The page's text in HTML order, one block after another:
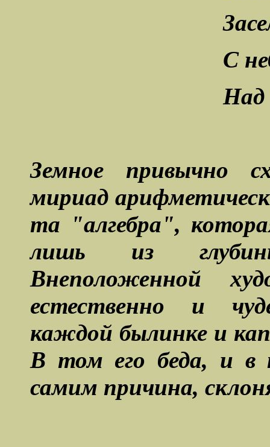
С
Над
Земное привычно
мириад
та "алгебра",
лишь из
Внеположенной
естественно и
каждой былинке и
В том его беда, и в
самим причина,